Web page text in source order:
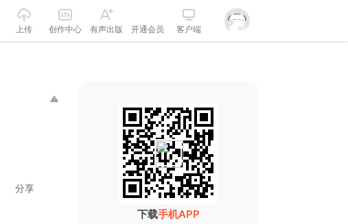
上传 创作中心 有声出版 开通会员 客户端
分享
下载手机APP